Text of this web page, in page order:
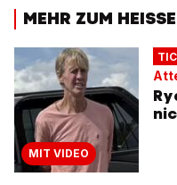
MEHR ZUM
MIT VIDEO